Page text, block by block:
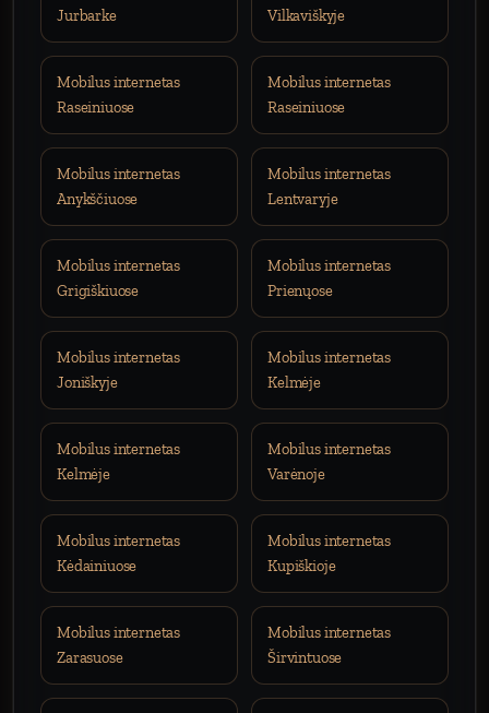
Jurbarke Vilkaviškyje
Mobilus internetas
Raseiniuose
Mobilus internetas
Raseiniuose
Mobilus internetas
Anykščiuose
Mobilus internetas
Lentvaryje
Mobilus internetas
Grigiškiuose
Mobilus internetas
Prienųose
Mobilus internetas
Joniškyje
Mobilus internetas
Kelmėje
Mobilus internetas
Kelmėje
Mobilus internetas
Varėnoje
Mobilus internetas
Kėdainiuose
Mobilus internetas
Kupiškioje
Mobilus internetas
Zarasuose
Mobilus internetas
Širvintuose